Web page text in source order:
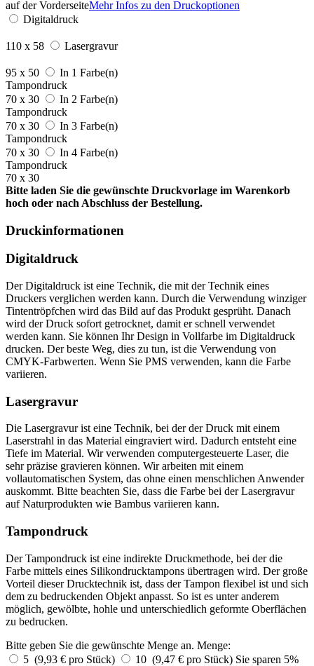
auf der VorderseiteMehr Infos zu den Druckoptionen
Digitaldruck
110 x 58 Lasergravur
95 x 50
In 1 Farbe(n)
Tampondruck
70 x 30
In 2 Farbe(n)
Tampondruck
70 x 30
In 3 Farbe(n)
Tampondruck
70 x 30
In 4 Farbe(n)
Tampondruck
70 x 30
Bitte laden Sie die gewünschte Druckvorlage im Warenkorb
hoch oder nach Abschluss der Bestellung.
Druckinformationen
Digitaldruck
Der Digitaldruck ist eine Technik, die mit der Technik eines
Druckers verglichen werden kann. Durch die Verwendung winziger
Tintentröpfchen wird das Bild auf das Produkt gesprüht. Danach
wird der Druck sofort getrocknet, damit er schnell verwendet
werden kann. Sie können Ihr Design in Vollfarbe im Digitaldruck
drucken. Der beste Weg, dies zu tun, ist die Verwendung von
CMYK-Farbwerten. Wenn Sie PMS verwenden, kann die Farbe
variieren.
Lasergravur
Die Lasergravur ist eine Technik, bei der der Druck mit einem
Laserstrahl in das Material eingraviert wird. Dadurch entsteht eine
Tiefe im Material. Wir verwenden computergesteuerte Laser, die
sehr präzise gravieren können. Wir arbeiten mit einem
vollautomatischen System, das ohne einen menschlichen Anwender
auskommt. Bitte beachten Sie, dass die Farbe bei der Lasergravur
auf Naturprodukten wie Bambus variieren kann.
Tampondruck
Der Tampondruck ist eine indirekte Druckmethode, bei der die
Farbe mittels eines Silikondrucktampons übertragen wird. Der große
Vorteil dieser Drucktechnik ist, dass der Tampon flexibel ist und sich
dem zu bedruckenden Objekt anpasst. So ist es unter anderem
möglich, gewölbte, hohle und unterschiedlich geformte Oberflächen
zu bedrucken.
Bitte geben Sie die gewünschte Menge an. Menge:
5 (9,93 € pro Stück)
10 (9,47 € pro Stück) Sie sparen 5%